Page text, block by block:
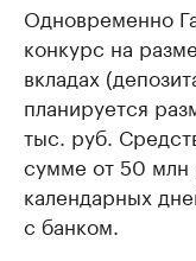
Одновременно
конкурс на
вкладах
планируется
тыс. руб.
сумме от 50 млн
календарных
с банком.